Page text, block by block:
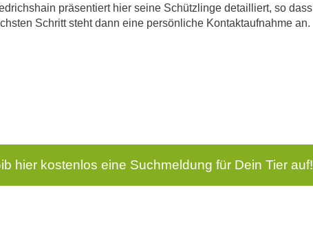
präsentiert hier seine Schützlinge detailliert, so
Schritt steht dann eine persönliche Kontaktaufnahme an.
hier kostenlos eine Suchmeldung für Dein Tier auf!